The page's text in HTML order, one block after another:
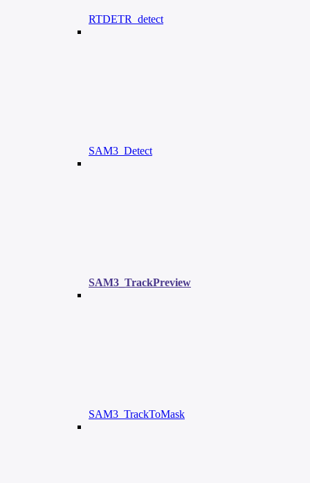
RTDETR_detect
SAM3_Detect
SAM3_TrackPreview
SAM3_TrackToMask